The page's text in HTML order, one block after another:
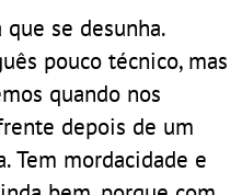
se desunha.
pouco técnico, mas
quando nos
depois de um
Tem mordacidade e